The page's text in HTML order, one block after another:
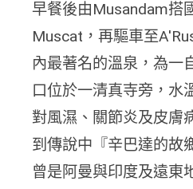
早餐後由Musandam搭
Muscat，再驅車至
內最著名的溫泉，為一
口位於一清真寺旁，水
對風濕、關節炎及皮膚
到傳說中『辛巴達的故
曾是阿曼與印度及遠東